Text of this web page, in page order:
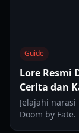
Guide
Lore Resmi
Cerita dan
Jelajahi
Doom by